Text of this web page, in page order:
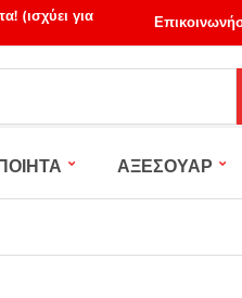
(ισχύει για
ΑΞΕΣΟΥΑΡ